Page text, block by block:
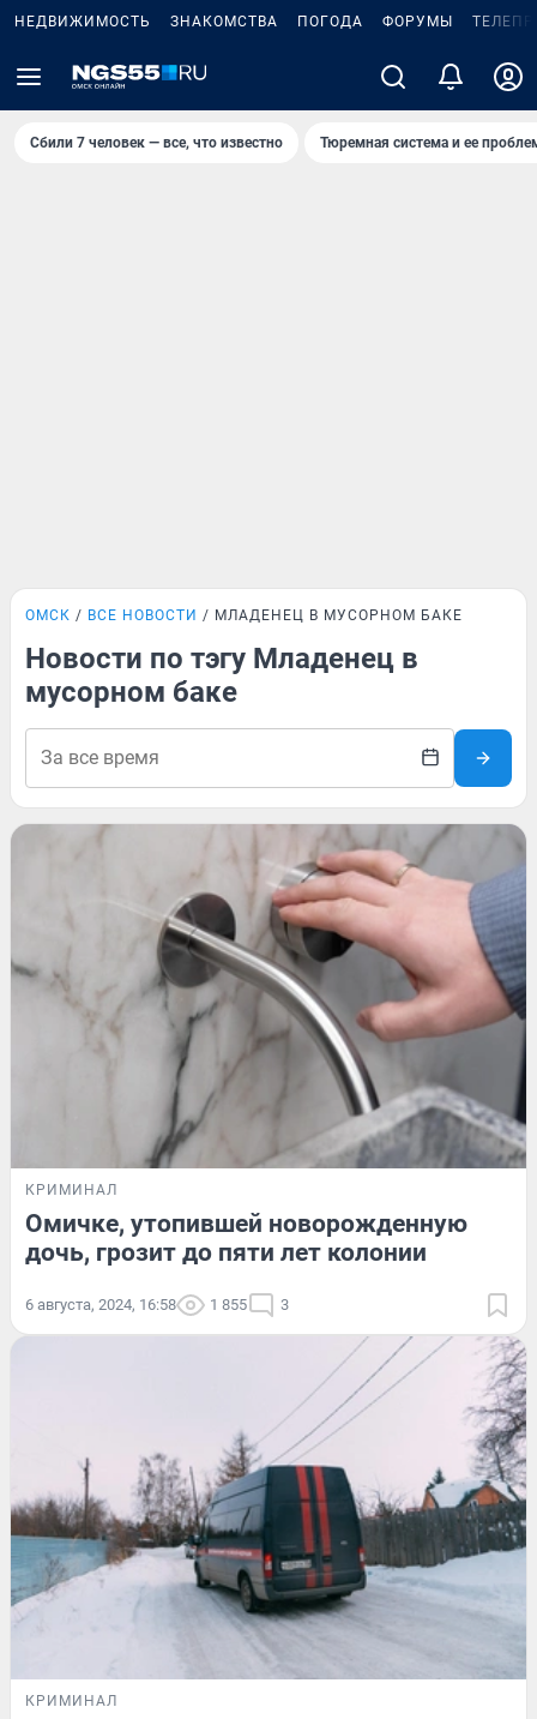
НЕДВИЖИМОСТЬ ЗНАКОМСТВА ПОГОДА ФОРУМЫ
Сбили 7 человек — все, что известно Тюремная система и ее
ОМСК ВСЕ НОВОСТИ МЛАДЕНЕЦ В МУСОРНОМ БАКЕ
Новости по тэгу Младенец в
мусорном баке
КРИМИНАЛ
Омичке, утопившей новорожденную
дочь, грозит до пяти лет колонии
6 августа, 2024, 16:58 1 855 3
КРИМИНАЛ